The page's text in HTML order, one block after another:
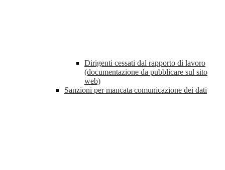
Dirigenti cessati dal rapporto di lavoro
(documentazione da pubblicare sul sito
web)
Sanzioni per mancata comunicazione dei dati